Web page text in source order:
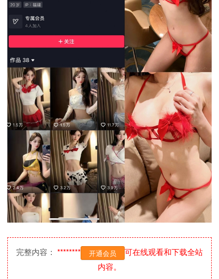
完整内容： ******** 开通会员
可在线观看和下载全站
内容。